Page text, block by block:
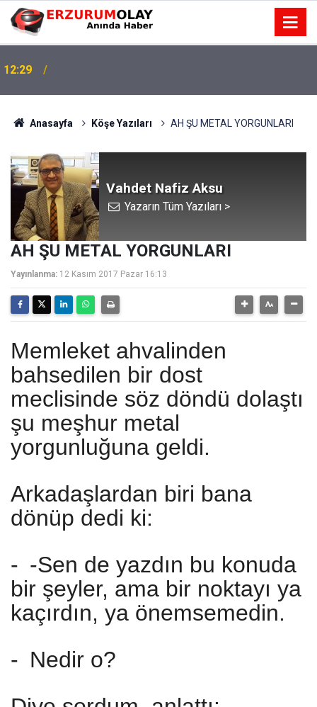
12:25
Anasayfa Köşe Yazıları AH ŞU METAL YORGUNLARI
Vahdet Nafiz Aksu
Yazarın Tüm Yazıları >
AH ŞU METAL YORGUNLARI
Yayınlanma: 12 Kasım 2017 Pazar 16:13
Memleket ahvalinden
bahsedilen bir dost
meclisinde söz döndü dolaştı
şu meşhur metal
yorgunluğuna geldi.
Arkadaşlardan biri bana
dönüp dedi ki:
- -Sen de yazdın bu konuda
bir şeyler, ama bir noktayı ya
kaçırdın, ya önemsemedin.
- Nedir o?